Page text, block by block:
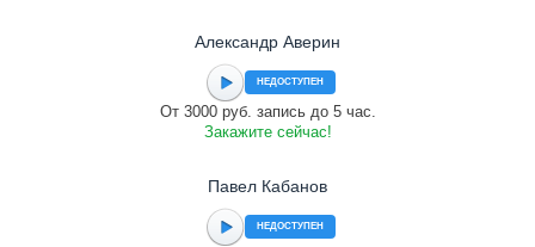
Александр Аверин
НЕДОСТУПЕН
От 3000 руб. запись до 5 час.
Закажите сейчас!
Павел Кабанов
НЕДОСТУПЕН